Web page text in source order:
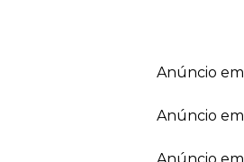
Anúncio
Anúncio